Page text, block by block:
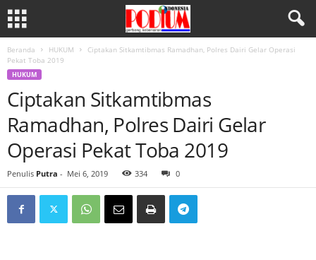
Beranda HUKUM
Ciptakan Sitkamtibmas Ramadhan, Polres Dairi Gelar Operasi
Pekat Toba 2019
HUKUM
Ciptakan Sitkamtibmas
Ramadhan, Polres Dairi Gelar
Operasi Pekat Toba 2019
Penulis Putra - Mei 6, 2019 334 0